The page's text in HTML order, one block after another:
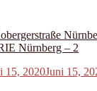
Nürnberg – 2
15, 2020Juni 15,